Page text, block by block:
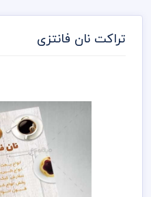
تراکت نان فانتزی